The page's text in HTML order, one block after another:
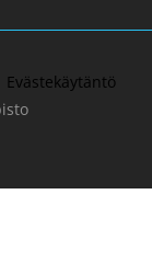
Evästekäytäntö